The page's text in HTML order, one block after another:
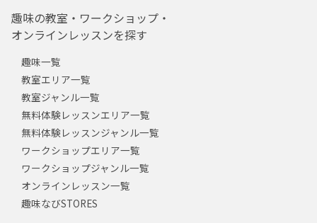
趣味の教室・ワークショップ・
オンラインレッスンを探す
趣味一覧
教室エリア一覧
教室ジャンル一覧
無料体験レッスンエリア一覧
無料体験レッスンジャンル一覧
ワークショップエリア一覧
ワークショップジャンル一覧
オンラインレッスン一覧
趣味なびSTORES